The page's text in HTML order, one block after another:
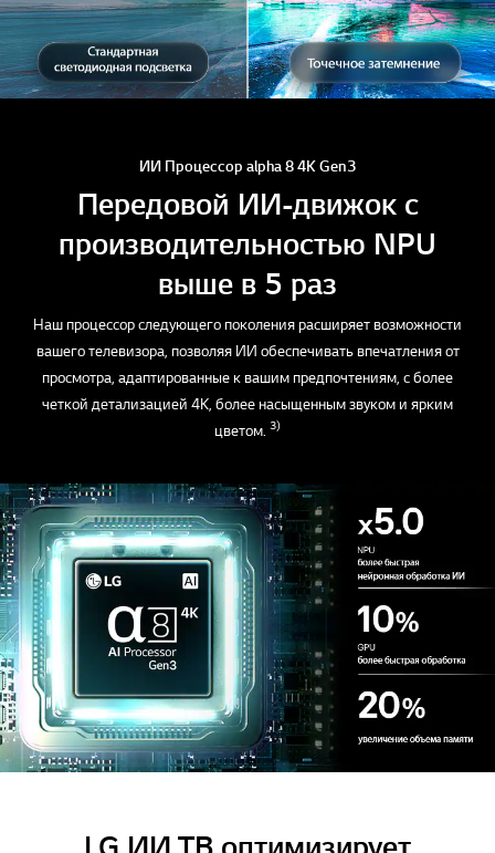
ИИ Процессор alpha 8 4K Gen3
Передовой ИИ-движок с
производительностью NPU
выше в 5 раз
Наш процессор следующего поколения расширяет возможности
вашего телевизора, позволяя ИИ обеспечивать впечатления от
просмотра, адаптированные к вашим предпочтениям, с более
четкой детализацией 4K, более насыщенным звуком и ярким
цветом. 3)